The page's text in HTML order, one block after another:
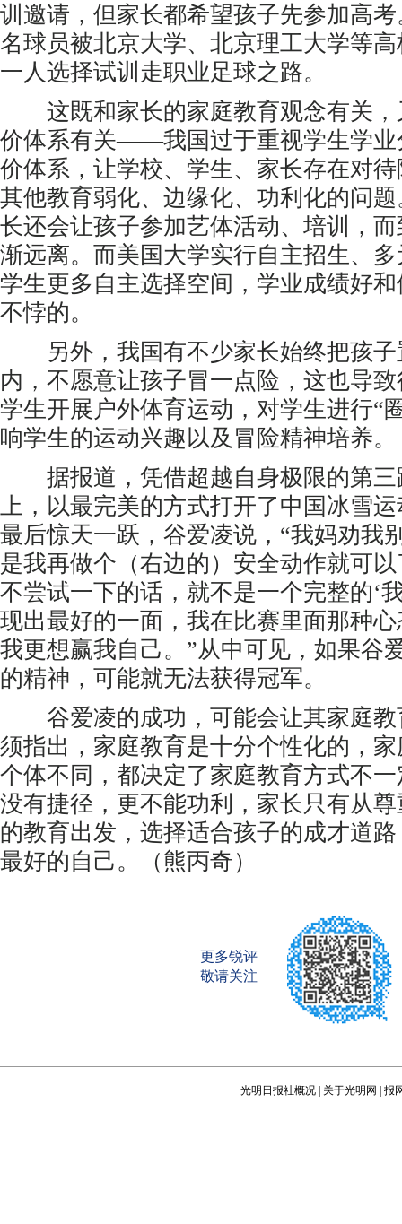
训邀请，但家长都希望孩子先参加高
名球员被北京大学、北京理工大学等
一人选择试训走职业足球之路。
这既和家长的家庭教育观念有关，
价体系有关——我国过于重视学生学业
价体系，让学校、学生、家长存在对
其他教育弱化、边缘化、功利化的问
长还会让孩子参加艺体活动、培训，
渐远离。而美国大学实行自主招生、
学生更多自主选择空间，学业成绩好
不悖的。
另外，我国有不少家长始终把孩子
内，不愿意让孩子冒一点险，这也导
学生开展户外体育运动，对学生进行“
响学生的运动兴趣以及冒险精神培养。
据报道，凭借超越自身极限的第三
上，以最完美的方式打开了中国冰雪
最后惊天一跃，谷爱凌说，“我妈劝我
是我再做个（右边的）安全动作就可
不尝试一下的话，就不是一个完整的‘
现出最好的一面，我在比赛里面那种
我更想赢我自己。”从中可见，如果谷
的精神，可能就无法获得冠军。
谷爱凌的成功，可能会让其家庭教
须指出，家庭教育是十分个性化的，
个体不同，都决定了家庭教育方式不
没有捷径，更不能功利，家长只有从
的教育出发，选择适合孩子的成才道
最好的自己。（熊丙奇）
更多锐评
敬请关注
光明日报社概况 关于光明网 报